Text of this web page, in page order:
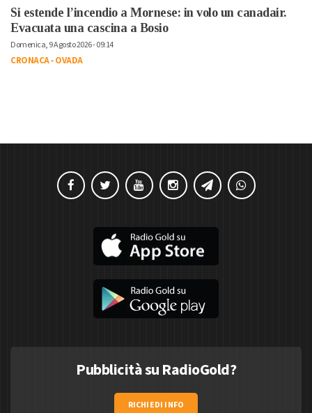
Si estende l’incendio a Mornese: in volo un canadair.
Evacuata una cascina a Bosio
Domenica, 9 Agosto 2026 - 09:14
CRONACA-OVADA
Pubblicità su RadioGold?
RICHIEDI INFO